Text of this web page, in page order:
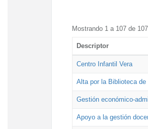
Mostrando 1 a 107 de
Descriptor
Centro Infantil Vera
Alta por la Biblioteca
Gestión económico-
Apoyo a la gestión